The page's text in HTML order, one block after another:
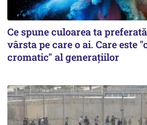
Ce spune culoarea ta
vârsta pe care o ai. Care este
cromatic" al generațiilor